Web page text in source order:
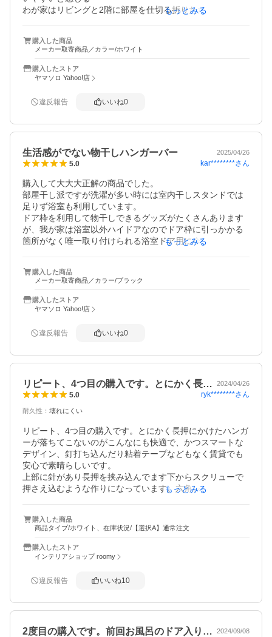
わが家はリビングと2階に部屋を仕切る折りたたみ扉があり
置でき、扉の開閉にも影響しないため常時設置しっぱなし
だが、見栄えよく、まったく気にならない
天井近くから洗濯物を吊るすと冬場はエアコンの温風で厚
手のものでもあっという間に乾く
さらに脱衣所の開戸の扉がガタついたので取り外し、カー
の鴨居部分にこの商品を設置したところサイズピッタリ、
いへん良い
色も2色あるのでご自宅のインテリアに合わせて選べる
もっとみる
購入した商品
メーカー取寄商品／カラー/ホワイト
購入したストア
ヤマソロ Yahoo!店
違反報告 いいね0
生活感がでない物干しハンガーバー 2025/04/26
5.0 kar********さん
購入して大大大正解の商品でした。
部屋干し派ですが洗濯が多い時には室内干しスタンドでは
足りず浴室も利用しています。
ドア枠を利用して物干しできるグッズがたくさんあります
が、我が家は浴室以外ハイドアなのでドア枠に引っかかる
箇所がなく唯一取り付けられる浴室ドア用に今回この物干
いましたがブラックを選びました。
これが正解で、スタイリッシュなシンプルデザインなので
生活感が出ません。
しっかり固定できるのでこれ1つでかなりの衣類を干すこと
もし各ドアに取り付けられたら大量に干せるのにと思って
もっとみる
購入した商品
メーカー取寄商品／カラー/ブラック
購入したストア
ヤマソロ Yahoo!店
違反報告 いいね0
リピート、4つ目の購入です。とにかく長… 2024/04/26
5.0 ryk********さん
耐久性 ： 壊れにくい
リピート、4つ目の購入です。とにかく長押にかけたハンガ
ーが落ちてこないのがこんなにも快適で、かつスマートな
デザイン、釘打ち込んだり粘着テープなどもなく賃貸でも
安心で素晴らしいです。
上部に針があり長押を挟み込んでます下からスクリューで
押さえ込むような作りになっています。六角レンチついて
があと付けられそうなところ我が家には…お風呂の入り口
くらいかな？そのうち付けてしまうかもしれないですね。
このシリーズの製品は皆評判いいですが、これは抜けて素
晴らしいと思います。
もっとみる
購入した商品
商品タイプ/ホワイト、在庫状況/【選択A】通常注文
購入したストア
インテリアショップ roomy
違反報告 いいね10
2度目の購入です。前回お風呂のドア入り… 2024/09/08